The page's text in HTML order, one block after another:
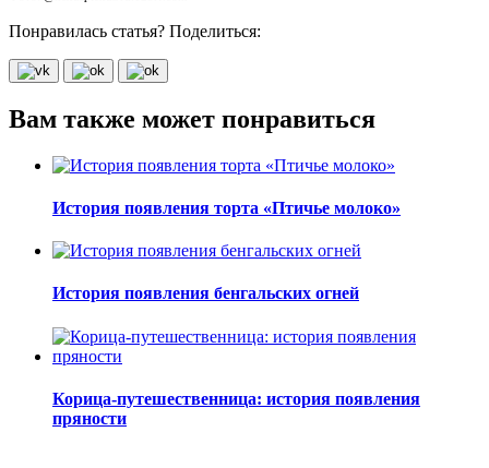
Понравилась статья? Поделиться:
Вам также может понравиться
История появления торта «Птичье молоко»
История появления бенгальских огней
Корица-путешественница: история появления
пряности